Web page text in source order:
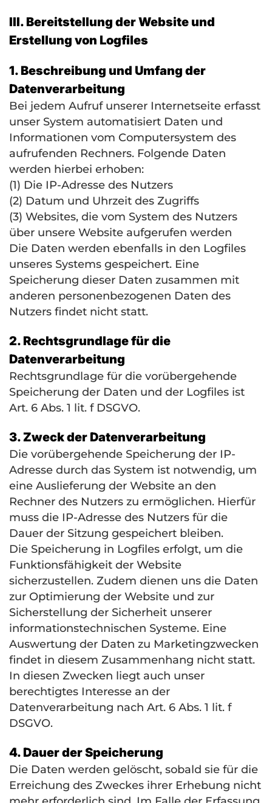
III. Bereitstellung der Website und
Erstellung von Logfiles
1. Beschreibung und Umfang der
Datenverarbeitung
Bei jedem Aufruf unserer Internetseite erfasst
unser System automatisiert Daten und
Informationen vom Computersystem des
aufrufenden Rechners. Folgende Daten
werden hierbei erhoben:
(1) Die IP-Adresse des Nutzers
(2) Datum und Uhrzeit des Zugriffs
(3) Websites, die vom System des Nutzers
über unsere Website aufgerufen werden
Die Daten werden ebenfalls in den Logfiles
unseres Systems gespeichert. Eine
Speicherung dieser Daten zusammen mit
anderen personenbezogenen Daten des
Nutzers findet nicht statt.
2. Rechtsgrundlage für die
Datenverarbeitung
Rechtsgrundlage für die vorübergehende
Speicherung der Daten und der Logfiles ist
Art. 6 Abs. 1 lit. f DSGVO.
3. Zweck der Datenverarbeitung
Die vorübergehende Speicherung der IP-
Adresse durch das System ist notwendig, um
eine Auslieferung der Website an den
Rechner des Nutzers zu ermöglichen. Hierfür
muss die IP-Adresse des Nutzers für die
Dauer der Sitzung gespeichert bleiben.
Die Speicherung in Logfiles erfolgt, um die
Funktionsfähigkeit der Website
sicherzustellen. Zudem dienen uns die Daten
zur Optimierung der Website und zur
Sicherstellung der Sicherheit unserer
informationstechnischen Systeme. Eine
Auswertung der Daten zu Marketingzwecken
findet in diesem Zusammenhang nicht statt.
In diesen Zwecken liegt auch unser
berechtigtes Interesse an der
Datenverarbeitung nach Art. 6 Abs. 1 lit. f
DSGVO.
4. Dauer der Speicherung
Die Daten werden gelöscht, sobald sie für die
Erreichung des Zweckes ihrer Erhebung nicht